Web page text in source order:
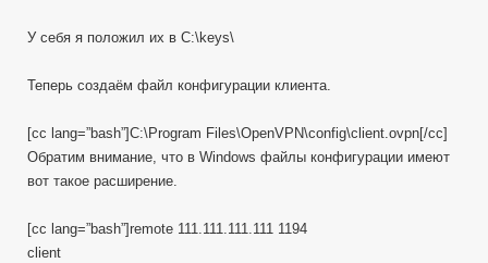
У себя я положил их в C:\keys\
Теперь создаём файл конфигурации клиента.
[cc lang=”bash”]C:\Program Files\OpenVPN\config\client.ovpn[/cc]
Обратим внимание, что в Windows файлы конфигурации имеют
вот такое расширение.
[cc lang=”bash”]remote 111.111.111.111 1194
client